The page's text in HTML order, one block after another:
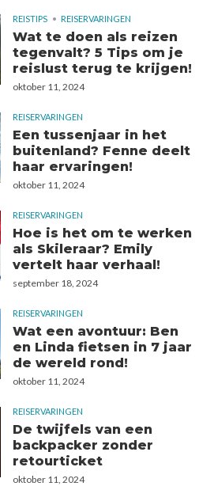
REISTIPS REISERVARINGEN
Wat te doen als reizen
tegenvalt? 5 Tips om je
reislust terug te krijgen!
oktober 11, 2024
REISERVARINGEN
Een tussenjaar in het
buitenland? Fenne deelt
haar ervaringen!
oktober 11, 2024
REISERVARINGEN
Hoe is het om te werken
als Skileraar? Emily
vertelt haar verhaal!
september 18, 2024
REISERVARINGEN
Wat een avontuur: Ben
en Linda fietsen in 7 jaar
de wereld rond!
oktober 11, 2024
REISERVARINGEN
De twijfels van een
backpacker zonder
retourticket
oktober 11, 2024